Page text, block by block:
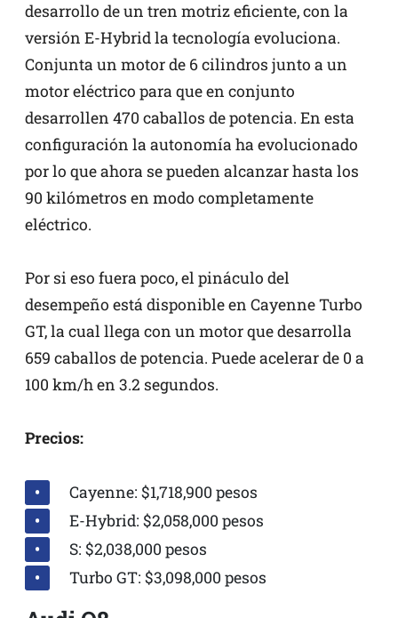
desarrollo de un tren motriz eficiente, con la
versión E-Hybrid la tecnología evoluciona.
Conjunta un motor de 6 cilindros junto a un
motor eléctrico para que en conjunto
desarrollen 470 caballos de potencia. En esta
configuración la autonomía ha evolucionado
por lo que ahora se pueden alcanzar hasta los
90 kilómetros en modo completamente
eléctrico.
Por si eso fuera poco, el pináculo del
desempeño está disponible en Cayenne Turbo
GT, la cual llega con un motor que desarrolla
659 caballos de potencia. Puede acelerar de 0 a
100 km/h en 3.2 segundos.
Precios:
Cayenne: $1,718,900 pesos
E-Hybrid: $2,058,000 pesos
S: $2,038,000 pesos
Turbo GT: $3,098,000 pesos